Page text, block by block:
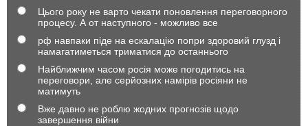
Цього року не варто чекати поновлення переговорного
процесу. А от наступного - можливо все
рф навпаки піде на ескалацію попри здоровий глузд і
намагатиметься триматися до останнього
Найближчим часом росія може погодитись на
переговори, але серйозних намірів росіяни не
матимуть
Вже давно не роблю жодних прогнозів щодо
завершення війни